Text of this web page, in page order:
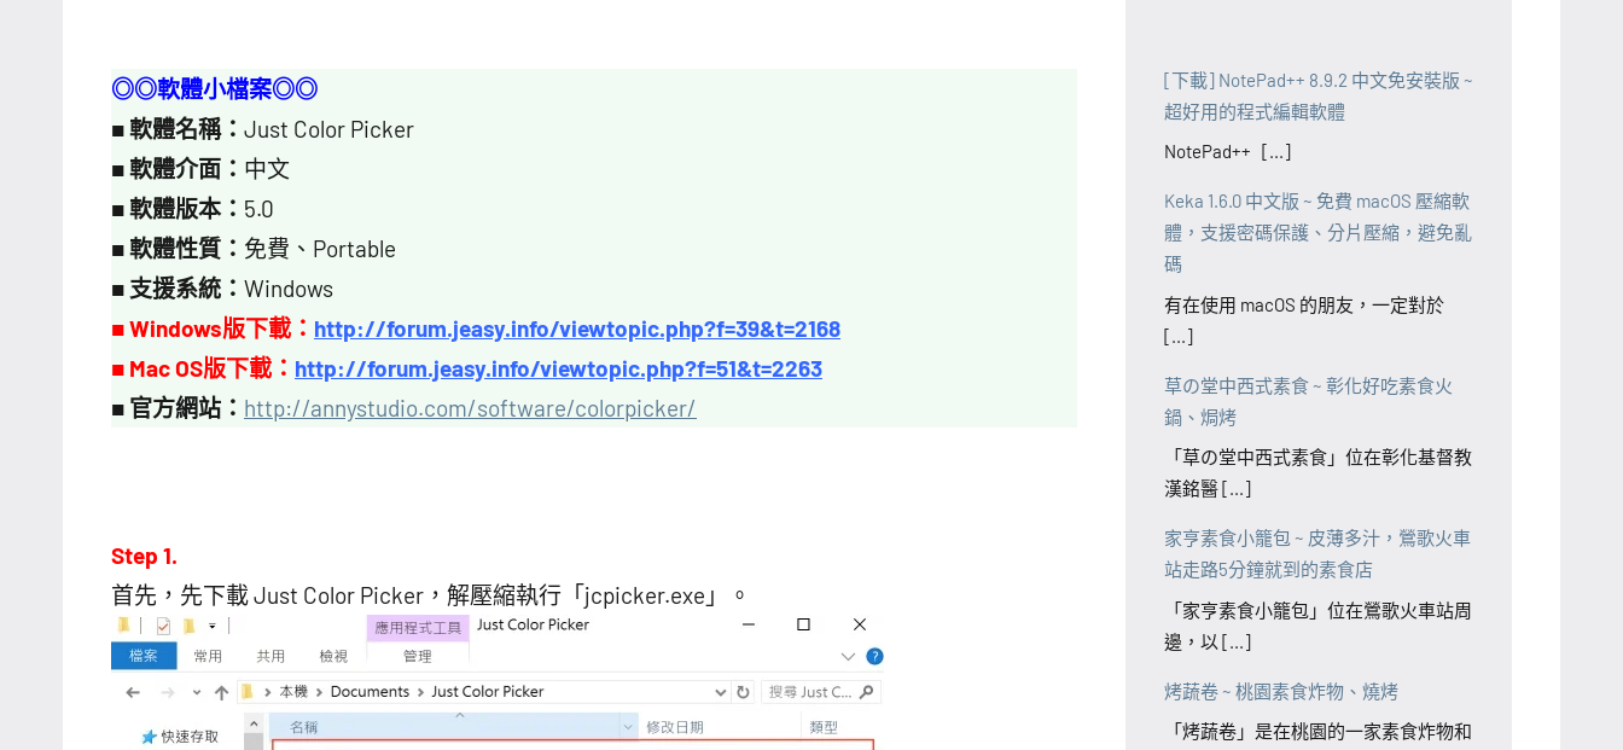
◎◎軟體小檔案◎◎
■軟體名稱： Just Color Picker
■軟體介面： 中文
■軟體版本： 5.0
■軟體性質： 免費、Portable
■ 支援系統： Windows
■ Windows版下載： http://forum.jeasy.info/viewtopic.php?f=39&t=2168
■ Mac OS版下載： http://forum.jeasy.info/viewtopic.php?f=51&t=2263
■ 官方網站： http://annystudio.com/software/colorpicker/
Step 1.
首先，先下載 Just Color Picker，解壓縮執行「jcpicker.exe」。
[下載] NotePad++ 8.9.2 中文免安裝版 ~
超好用的程式編輯軟體
NotePad++ [...]
Keka 1.6.0 中文版 ~ 免費 macOS 壓縮軟
體，支援密碼保護、分片壓縮，避免亂
碼
有在使用 macOS 的朋友，一定對於
[...]
草の堂中西式素食 ~ 彰化好吃素食火
鍋、焗烤
「草の堂中西式素食」位在彰化基督教
漢銘醫 [...]
家亨素食小籠包 ~ 皮薄多汁，鶯歌火車
站走路5分鐘就到的素食店
「家亨素食小籠包」位在鶯歌火車站周
邊，以 [...]
烤蔬卷 ~ 桃園素食炸物、燒烤
「烤蔬卷」是在桃園的一家素食炸物和